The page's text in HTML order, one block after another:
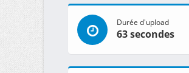
Durée d'upload
63 secondes